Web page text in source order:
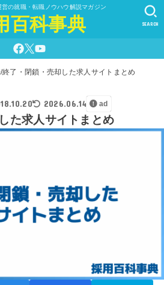
の就職・転職ノウハウ解説マガジン
百科事典 SEARCH
終了・閉鎖・売却した求人サイトまとめ
2026.06.14 ad
た求人サイトまとめ